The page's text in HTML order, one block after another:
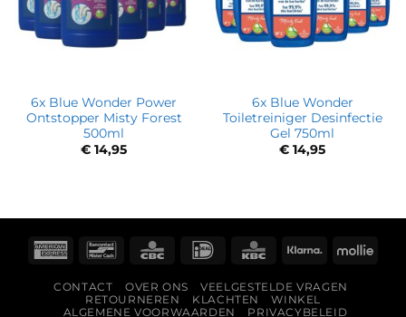
6x Blue Wonder Power
Ontstopper Misty Forest
500ml
€ 14,95
6x Blue Wonder
Toiletreiniger Desinfectie
Gel 750ml
€ 14,95
American BancontactCBC IDeal KBC Klarna
CONTACT OVER ONS
VEELGESTELDE VRAGEN
RETOURNEREN
KLACHTEN
WINKEL
ALGEMENE VOORWAARDEN
PRIVACYBELEID